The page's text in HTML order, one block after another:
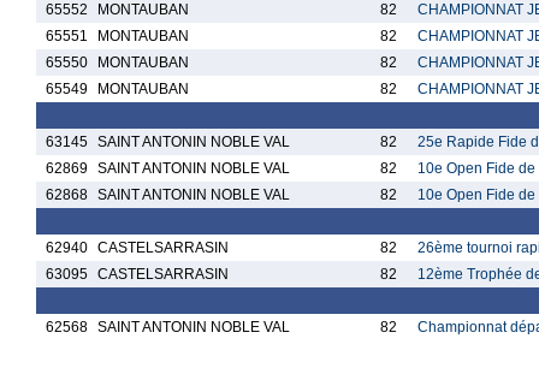
65552
MONTAUBAN 82
CHAMPIONNAT
65551
MONTAUBAN 82
CHAMPIONNAT
65550
MONTAUBAN 82
CHAMPIONNAT
65549
MONTAUBAN 82 CHAMPIONNAT
63145 SAINT ANTONIN NOBLE VAL 82
25e Rapide Fide
62869 SAINT ANTONIN NOBLE VAL 82
10e Open Fide
62868 SAINT ANTONIN NOBLE VAL 82 10e Open Fide
62940 CASTELSARRASIN 82
26ème tournoi
63095 CASTELSARRASIN 82 12ème Trophée
62568 SAINT ANTONIN NOBLE VAL 82 Championnat